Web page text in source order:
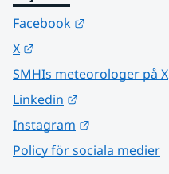
Facebook
X
SMHIs meteorologer på X
Linkedin
Instagram
Policy för sociala medier